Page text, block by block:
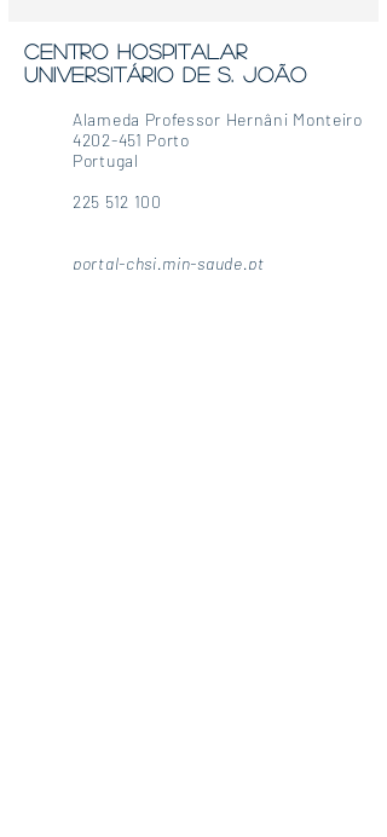
centro hospitalar
universitário de s.João
Alameda Professor Hernâni Monteiro
4202-451 Porto
Portugal
225 512 100
portal-chsj.min-saude.pt